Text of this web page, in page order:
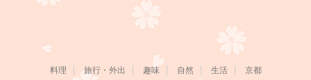
料理 旅行・外出 趣味 自然 生活 京都